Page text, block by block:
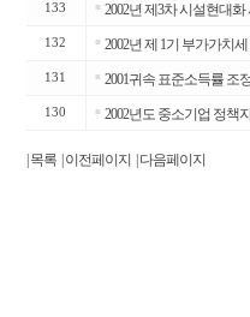
133 ■ 2002년 제3차 시설현대
132 ■ 2002년 제 1기 부가가치
131 ■ 2001귀속 표준소득률 조
130 ■ 2002년도 중소기업 정책
| 목록 | 이전페이지 | 다음페이지